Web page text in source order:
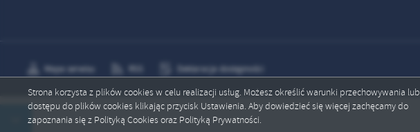
Strona korzysta z plików cookies w celu realizacji usług. Możesz określić warunki przechowywania lub
dostępu do plików cookies klikając przycisk Ustawienia. Aby dowiedzieć się więcej zachęcamy do
zapoznania się z Polityką Cookies oraz Polityką Prywatności.
Mapa serwisu Deklaracja dostępności
Copyright by mrocza.pl